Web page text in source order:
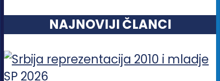
NAJNOVIJI ČLANCI